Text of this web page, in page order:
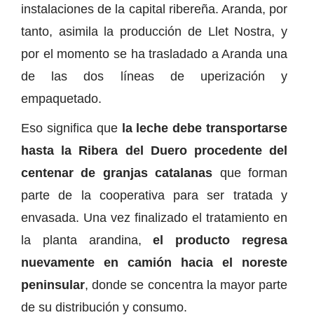
instalaciones de la capital ribereña. Aranda, por
tanto, asimila la producción de Llet Nostra, y
por el momento se ha trasladado a Aranda una
de las dos líneas de uperización y
empaquetado.
Eso significa que la leche debe transportarse
hasta la Ribera del Duero procedente del
centenar de granjas catalanas que forman
parte de la cooperativa para ser tratada y
envasada. Una vez finalizado el tratamiento en
la planta arandina,el producto regresa
nuevamente en camión hacia el noreste
peninsular, donde se concentra la mayor parte
de su distribución y consumo.